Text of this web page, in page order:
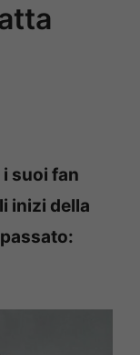
suoi fan
inizi della